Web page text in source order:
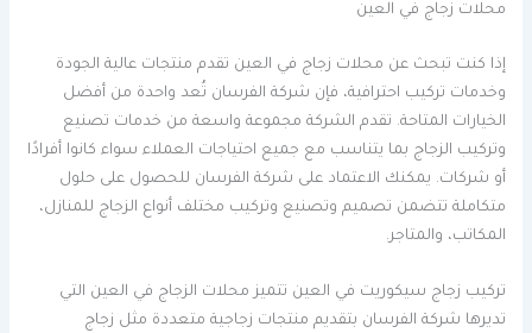
محلات زجاج في العين
إذا كنت تبحث عن محلات زجاج في العين تقدم منتجات عالية الجودة
وخدمات تركيب احترافية، فإن شركة الفرسان تُعد واحدة من أفضل
الخيارات المتاحة. تقدم الشركة مجموعة واسعة من خدمات تصنيع
وتركيب الزجاج بما يتناسب مع جميع احتياجات العملاء سواء كانوا أفرادًا
أو شركات. يمكنك الاعتماد على شركة الفرسان للحصول على حلول
متكاملة تتضمن تصميم وتصنيع وتركيب مختلف أنواع الزجاج للمنازل،
المكاتب، والمتاجر.
تركيب زجاج سيكوريت في العين تتميز محلات الزجاج في العين التي
تديرها شركة الفرسان بتقديم منتجات زجاجية متعددة مثل زجاج